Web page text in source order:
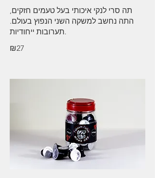
תה סרי לנקי איכותי בעל טעמים חזקים,
התה נחשב למשקה השני הנפוץ בעולם.
₪27